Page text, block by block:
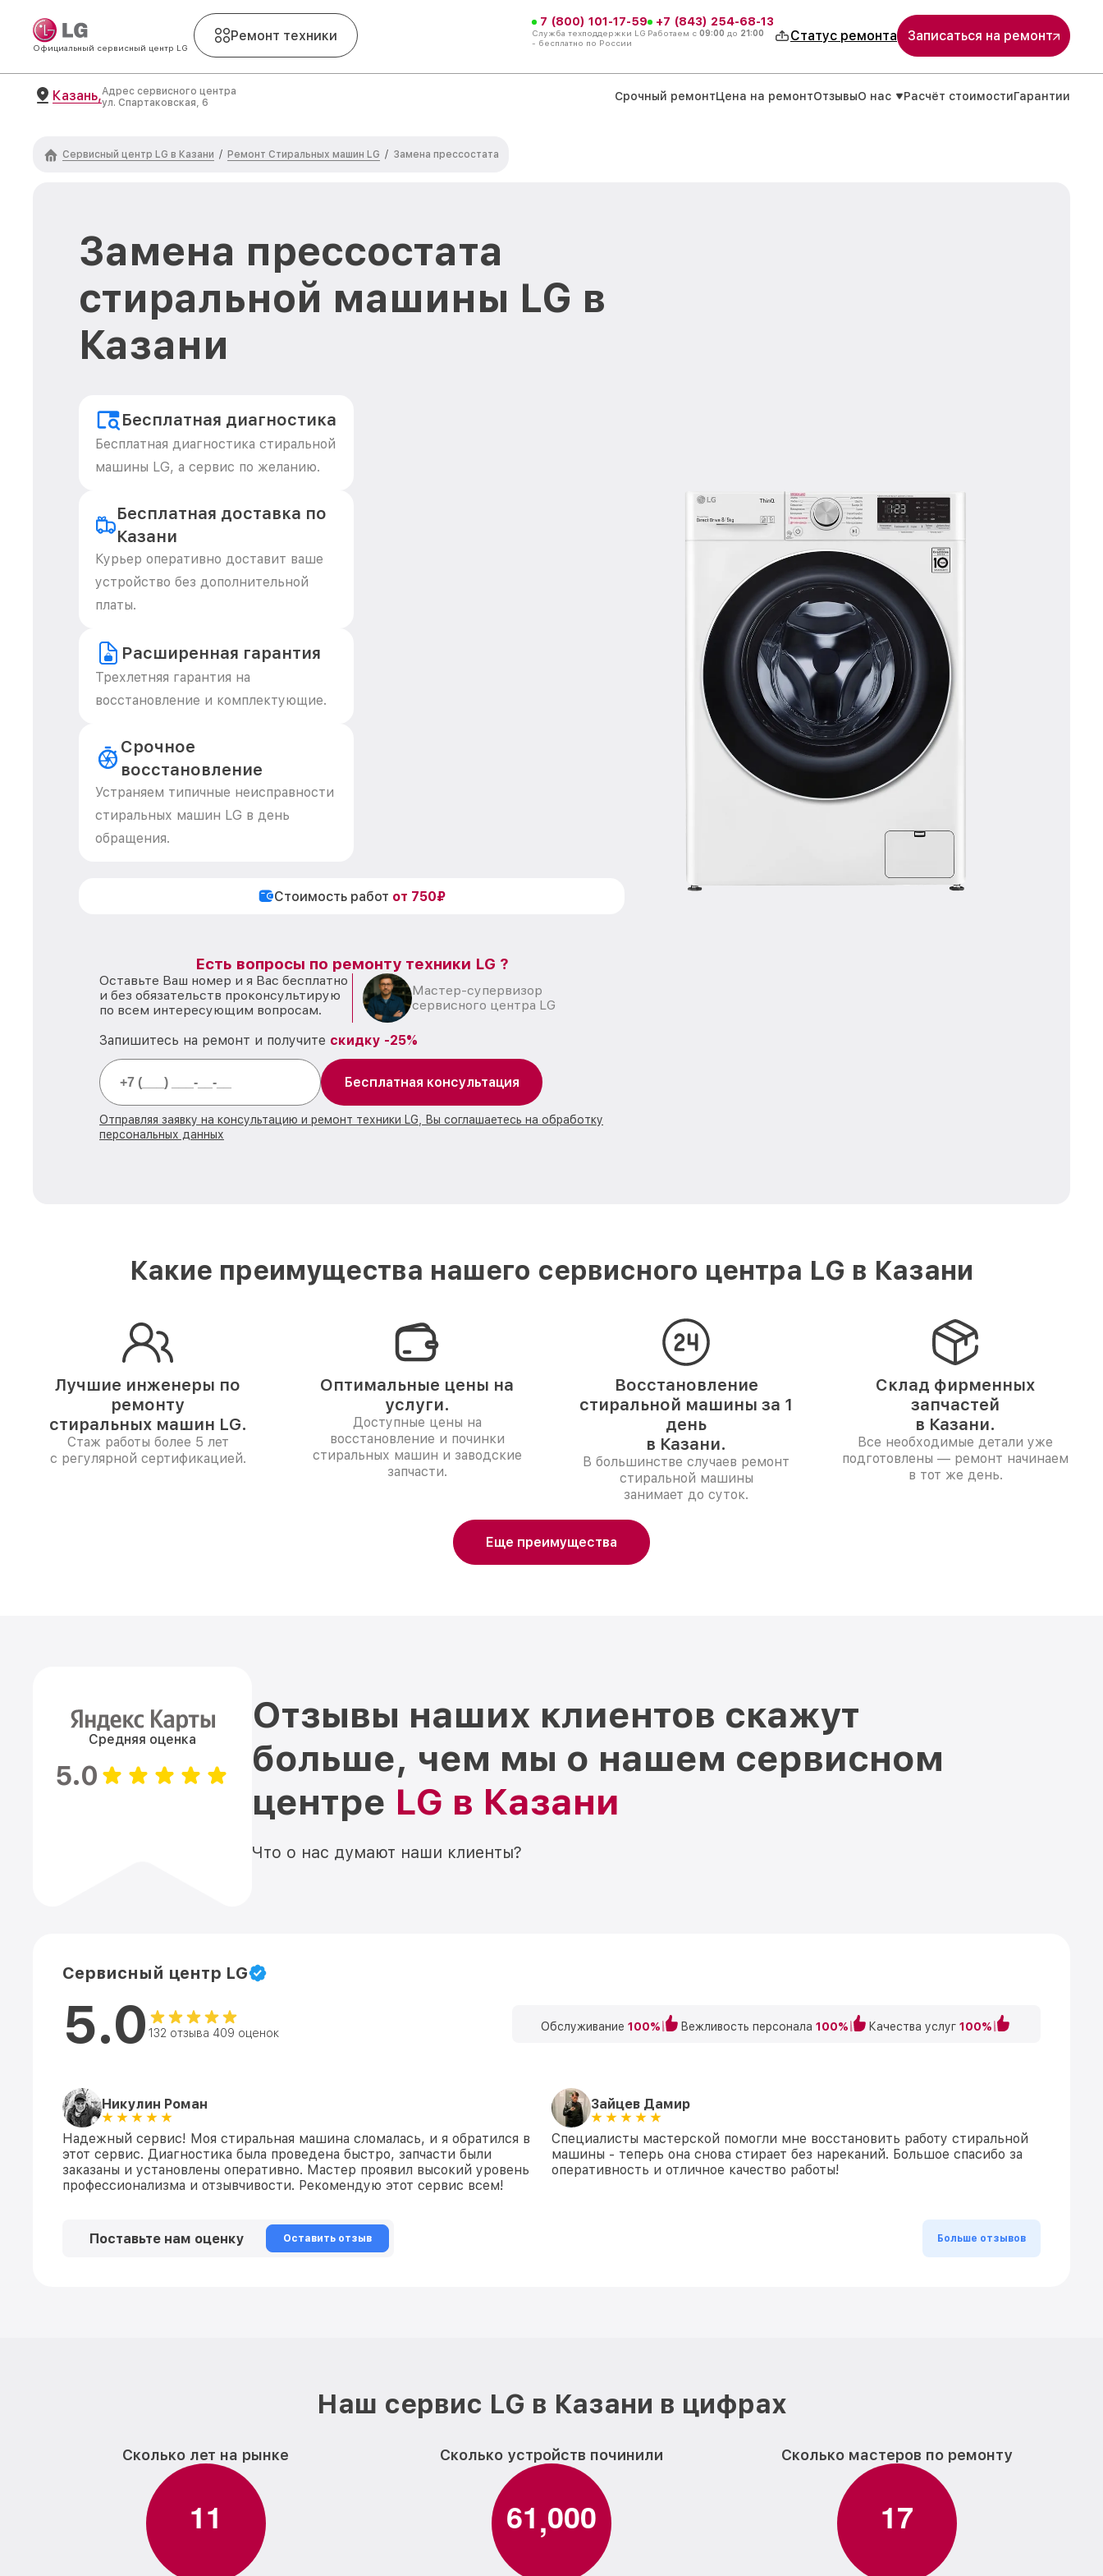
Официальный сервисный центр LG
Ремонт техники
7 (800) 101-17-59
Служба техподдержки LG
- бесплатно по России
+7 (843) 254-68-13
Работаем с 09:00 до 21:00 Статус ремонта Записаться на ремонт
Казань,Адрес сервисного центра
ул. Спартаковская, 6
Срочный ремонтЦена на ремонтОтзывыО нас Расчёт стоимостиГарантии
Сервисный центр LG в Казани / Ремонт Стиральных машин LG / Замена прессостата
Замена прессостата
стиральной машины LG в
Казани
Бесплатная диагностика
Бесплатная диагностика стиральной
машины LG, а сервис по желанию.
Бесплатная доставка по
Казани
Курьер оперативно доставит ваше
устройство без дополнительной
платы.
Расширенная гарантия
Трехлетняя гарантия на
восстановление и комплектующие.
Срочное
восстановление
Устраняем типичные неисправности
стиральных машин LG в день
обращения.
Стоимость работ от 750₽
Есть вопросы по ремонту техники LG ?
Оставьте Ваш номер и я Вас бесплатно
и без обязательств проконсультирую
по всем интересующим вопросам.
Мастер-супервизор
сервисного центра LG
Запишитесь на ремонт и получите скидку -25%
Бесплатная консультация
Отправляя заявку на консультацию и ремонт техники LG, Вы соглашаетесь на обработку
персональных данных
Какие преимущества нашего сервисного центра LG в Казани
Лучшие инженеры по
ремонту
стиральных машин LG.
Стаж работы более 5 лет
с регулярной сертификацией.
Оптимальные цены на
услуги.
Доступные цены на
восстановление и починки
стиральных машин и заводские
запчасти.
Восстановление
стиральной машины за 1
день
в Казани.
В большинстве случаев ремонт
стиральной машины
занимает до суток.
Склад фирменных
запчастей
в Казани.
Все необходимые детали уже
подготовлены — ремонт начинаем
в тот же день.
Еще преимущества
Средняя оценка
5.0
Отзывы наших клиентов скажут
больше, чем мы о нашем сервисном
центре LG в Казани
Что о нас думают наши клиенты?
Сервисный центр LG
5.0 132 отзыва 409 оценок Обслуживание 100% Вежливость персонала 100% Качества услуг 100%
Никулин Роман
Надежный сервис! Моя стиральная машина сломалась, и я обратился в
этот сервис. Диагностика была проведена быстро, запчасти были
заказаны и установлены оперативно. Мастер проявил высокий уровень
профессионализма и отзывчивости. Рекомендую этот сервис всем!
Зайцев Дамир
Специалисты мастерской помогли мне восстановить работу стиральной
машины - теперь она снова стирает без нареканий. Большое спасибо за
оперативность и отличное качество работы!
Поставьте нам оценку Оставить отзыв Больше отзывов
Наш сервис LG в Казани в цифрах
Сколько лет на рынке
11
Сколько устройств починили
61,000
Сколько мастеров по ремонту
17